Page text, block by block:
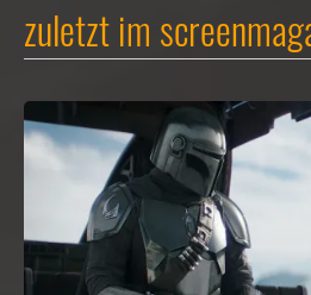
zuletzt im